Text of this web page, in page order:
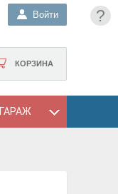
?
Войти
КОРЗИНА
ГАРАЖ